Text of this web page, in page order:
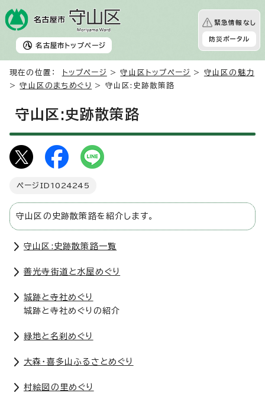
名古屋市 トップページ
緊急情報なし
防災ポータル
現在の位置： トップページ >守山区トップページ > 守山区の魅力
>守山区のまちめぐり > 守山区:史跡散策路
守山区:史跡散策路
ページID 1024245
守山区の史跡散策路を紹介します。
守山区:史跡散策路一覧
善光寺街道と水屋めぐり
城跡と寺社めぐり
城跡と寺社めぐりの紹介
緑地と名刹めぐり
大森・喜多山ふるさとめぐり
村絵図の里めぐり